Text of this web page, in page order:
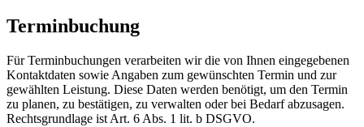
Terminbuchung
Für Terminbuchungen verarbeiten wir die von Ihnen eingegebenen
Kontaktdaten sowie Angaben zum gewünschten Termin und zur
gewählten Leistung. Diese Daten werden benötigt, um den Termin
zu planen, zu bestätigen, zu verwalten oder bei Bedarf abzusagen.
Rechtsgrundlage ist Art. 6 Abs. 1 lit. b DSGVO.